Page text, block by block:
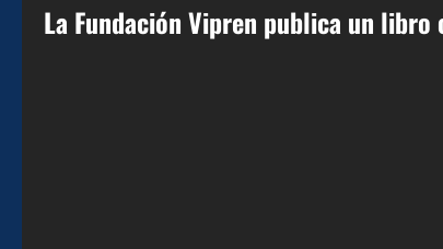
La Fundación Vipren publica un